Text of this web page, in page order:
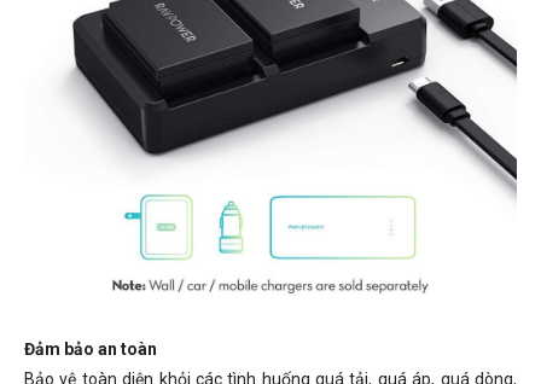
Đảm bảo an toàn
Bảo vệ toàn diện khỏi các tình huốngquá tải, quá áp, quá dòng,